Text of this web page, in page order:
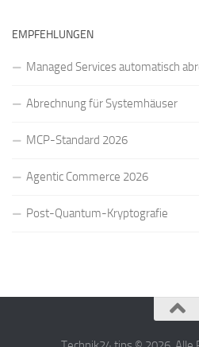
EMPFEHLUNGEN
Managed Services automatisch
Abrechnung für Systemhäuser
MCP-Standard 2026
Agentic Commerce 2026
Post-Quantum-Kryptografie